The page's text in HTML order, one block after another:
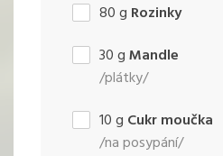
80g Rozinky
30gMandle
/plátky/
10g Cukr moučka
/na posypání/